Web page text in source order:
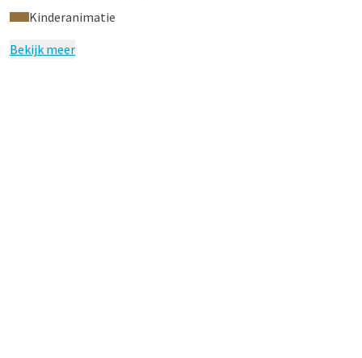
Kinderanimatie
Bekijk meer